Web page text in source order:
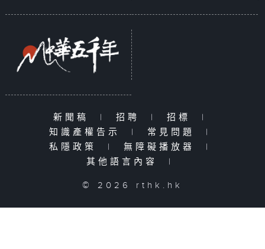
新聞稿 | 招聘 | 招標
|
知識產權告示
| 常見問題
|
私隱政策
| 無障礙播放器
|
其他語言內容
|
© 2026 rthk.hk